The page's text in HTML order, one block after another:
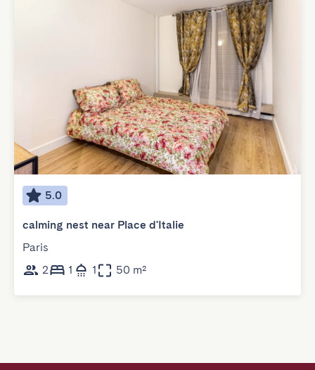
5.0
calming nest near Place d'Italie
Paris
2
1 1 50 m²